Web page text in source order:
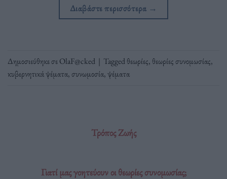
Διαβάστε περισσότερα →
Δημοσιεύθηκε σεOlaF@cked | Taggedθεωρίες, θεωρίες συνομωσίας,
κυβερνητικά ψέματα,συνωμοσία,ψέματα
Τρόπος Ζωής
Γιατί μας γοητεύουν οι θεωρίες συνομωσίας;